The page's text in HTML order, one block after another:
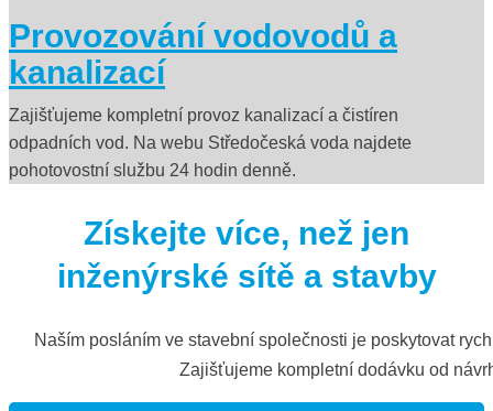
Provozování vodovodů a
kanalizací
Zajišťujeme kompletní provoz kanalizací a čistíren
odpadních vod. Na webu Středočeská voda najdete
pohotovostní službu 24 hodin denně.
Získejte více, než jen
inženýrské sítě a stavby
Naším posláním ve stavební společnosti je poskytovat
Zajišťujeme kompletní dodávku od